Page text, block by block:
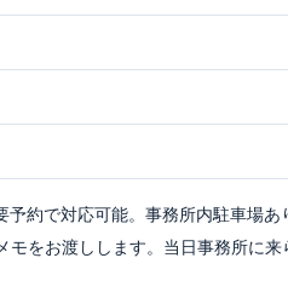
約で対応可能。事務所内駐車場あ
をお渡しします。当日事務所に